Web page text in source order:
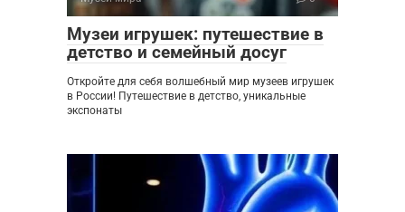
Музеи игрушек: путешествие в
детство и семейный досуг
Откройте для себя волшебный мир музеев игрушек
в России! Путешествие в детство, уникальные
экспонаты